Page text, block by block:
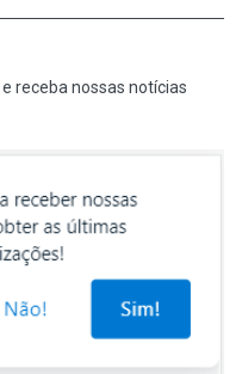
e receba nossas notícias